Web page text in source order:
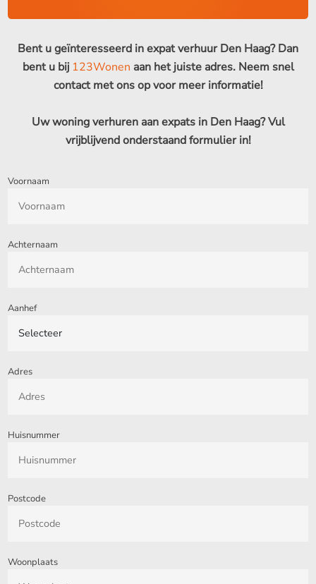
Bent u geïnteresseerd in expat verhuur Den Haag? Dan
bent u bij 123Wonen aan het juiste adres. Neem snel
contact met ons op voor meer informatie!
Uw woning verhuren aan expats in Den Haag? Vul
vrijblijvend onderstaand formulier in!
Voornaam
Achternaam
Aanhef
Adres
Huisnummer
Postcode
Woonplaats